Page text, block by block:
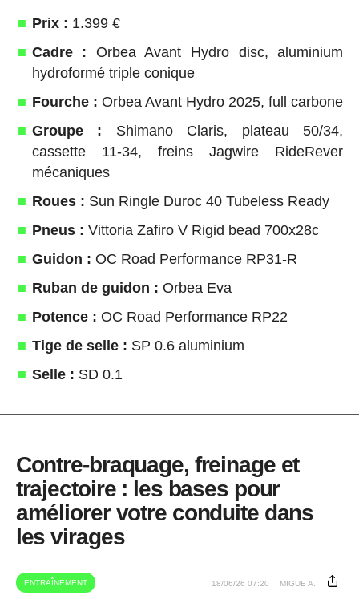
Prix : 1.399 €
Cadre : Orbea Avant Hydro disc, aluminium
hydroformé triple conique
Fourche : Orbea Avant Hydro 2025, full carbone
Groupe : Shimano Claris, plateau 50/34,
cassette 11-34, freins Jagwire RideRever
mécaniques
Roues : Sun Ringle Duroc 40 Tubeless Ready
Pneus : Vittoria Zafiro V Rigid bead 700x28c
Guidon : OC Road Performance RP31-R
Ruban de guidon : Orbea Eva
Potence : OC Road Performance RP22
Tige de selle : SP 0.6 aluminium
Selle : SD 0.1
Contre-braquage, freinage et
trajectoire : les bases pour
améliorer votre conduite dans
les virages
ENTRAÎNEMENT 18/06/26 07:20 MIGUE A.